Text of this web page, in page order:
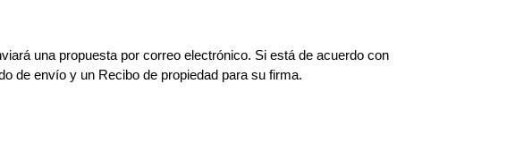
una propuesta por correo electrónico. Si está de acuerdo con
de envío y un Recibo de propiedad para su firma.